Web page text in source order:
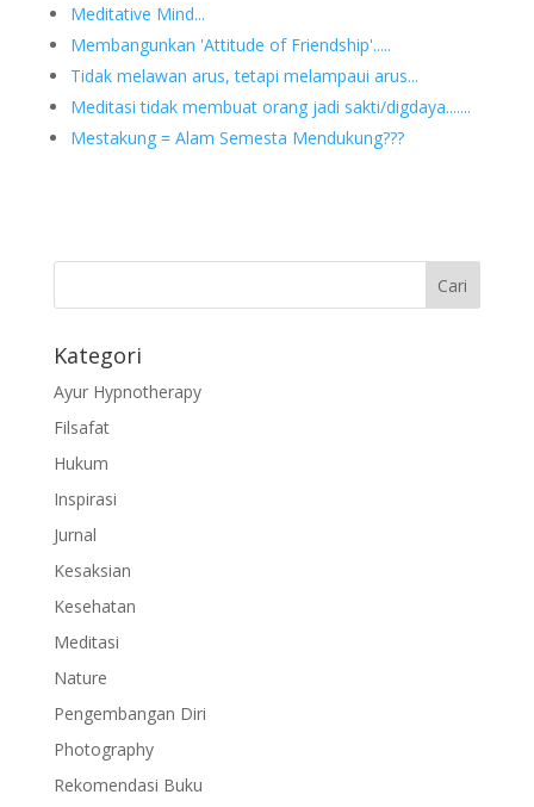
Meditative Mind...
Membangunkan 'Attitude of Friendship'.....
Tidak melawan arus, tetapi melampaui arus...
Meditasi tidak membuat orang jadi sakti/digdaya.......
Mestakung = Alam Semesta Mendukung???
Kategori
Ayur Hypnotherapy
Filsafat
Hukum
Inspirasi
Jurnal
Kesaksian
Kesehatan
Meditasi
Nature
Pengembangan Diri
Photography
Rekomendasi Buku